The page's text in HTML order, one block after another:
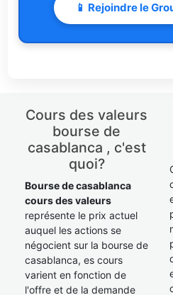
📱 Rejoindre le
Cours des valeurs
bourse de
casablanca , c'est
quoi?
Bourse de casablanca
cours des valeurs
représente le prix actuel
auquel les actions se
négocient sur la bourse de
casablanca, es cours
varient en fonction de
l'offre et de la demande